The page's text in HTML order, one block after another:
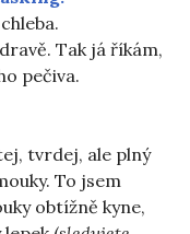
Tak já říkám,
pečiva.
tvrdej, ale plný
To jsem
obtížně kyne,